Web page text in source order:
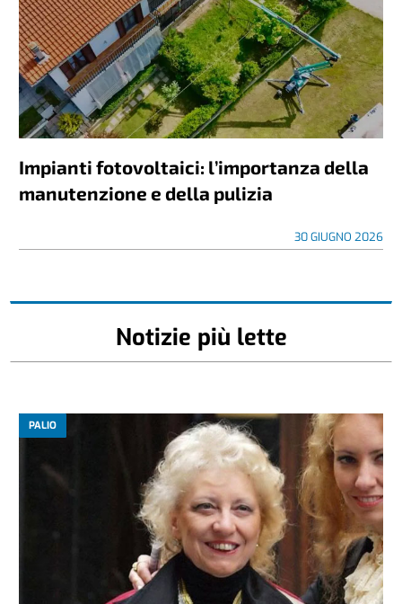
Impianti fotovoltaici: l’importanza della
manutenzione e della pulizia
30 GIUGNO 2026
Notizie più lette
PALIO